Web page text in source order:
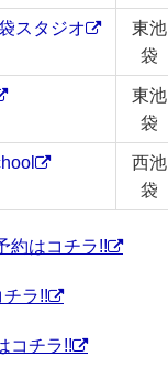
スタジオ
東池
袋
東池
袋
西池
袋
約はコチラ!!
ラ!!
コチラ!!